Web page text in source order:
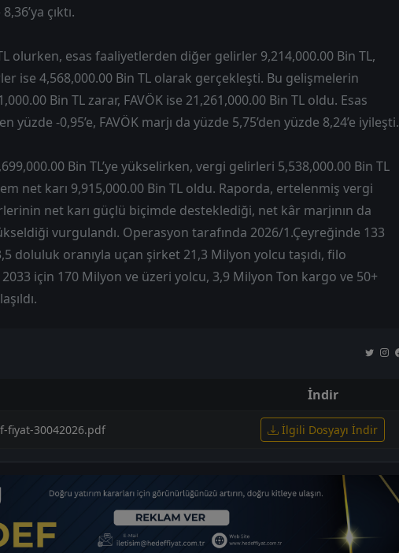
çıktı.
olurken, esas faaliyetlerden diğer gelirler 9,214,000.00 Bin TL,
ise 4,568,000.00 Bin TL olarak gerçekleşti. Bu gelişmelerin
Bin TL zarar, FAVÖK ise 21,261,000.00 Bin TL oldu. Esas
yüzde -0,95’e, FAVÖK marjı da yüzde 5,75’den yüzde 8,24’e iyileşti.
Bin TL’ye yükselirken, vergi gelirleri 5,538,000.00 Bin TL
net karı 9,915,000.00 Bin TL oldu. Raporda, ertelenmiş vergi
net karı güçlü biçimde desteklediği, net kâr marjının da
vurgulandı. Operasyon tarafında 2026/1.Çeyreğinde 133
doluluk oranıyla uçan şirket 21,3 Milyon yolcu taşıdı, filo
için 170 Milyon ve üzeri yolcu, 3,9 Milyon Ton kargo ve 50+
İndir
fiyat-30042026.pdf İlgili Dosyayı İndir